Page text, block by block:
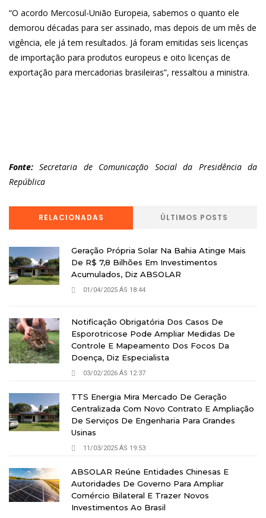
“O acordo Mercosul-União Europeia, sabemos o quanto ele
demorou décadas para ser assinado, mas depois de um mês de
vigência, ele já tem resultados. Já foram emitidas seis licenças
de importação para produtos europeus e oito licenças de
exportação para mercadorias brasileiras”, ressaltou a ministra.
Fonte: Secretaria de Comunicação Social da Presidência da
República
RELACIONADAS ÚLTIMOS POSTS
Geração Própria Solar Na Bahia Atinge Mais
De R$ 7,8 Bilhões Em Investimentos
Acumulados, Diz ABSOLAR
01/04/2025 ÁS 18:44
Notificação Obrigatória Dos Casos De
Esporotricose Pode Ampliar Medidas De
Controle E Mapeamento Dos Focos Da
Doença, Diz Especialista
03/02/2026 ÁS 12:37
TTS Energia Mira Mercado De Geração
Centralizada Com Novo Contrato E Ampliação
De Serviços De Engenharia Para Grandes
Usinas
11/03/2025 ÁS 19:53
ABSOLAR Reúne Entidades Chinesas E
Autoridades De Governo Para Ampliar
Comércio Bilateral E Trazer Novos
Investimentos Ao Brasil